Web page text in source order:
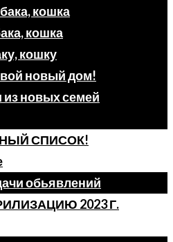
кошка
кошка
кошку
новый дом!
новых семей
СПИСОК!
обьявлений
2023 Г.